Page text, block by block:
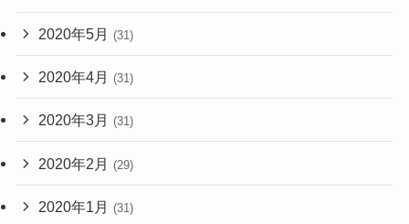
2020年5月 (31)
2020年4月 (31)
2020年3月 (31)
2020年2月 (29)
2020年1月 (31)